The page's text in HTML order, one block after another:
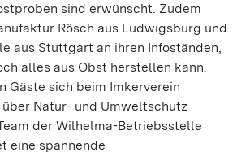
sind erwünscht. Zudem
Rösch aus Ludwigsburg und
aus Stuttgart an ihren Infoständen,
alles aus Obst herstellen kann.
Gäste sich beim Imkerverein
über Natur- und Umweltschutz
der Wilhelma-Betriebsstelle
eine spannende